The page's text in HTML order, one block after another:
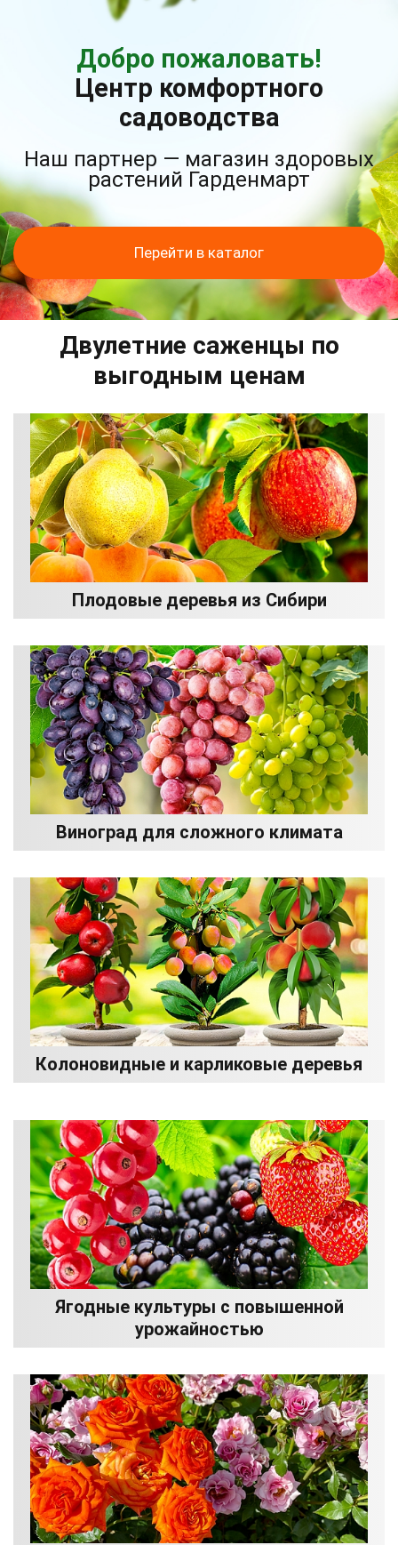
Добро пожаловать!
Центр комфортного
садоводства
Наш партнер — магазин здоровых
растений Гарденмарт
Перейти в каталог
Двулетние саженцы по
выгодным ценам
Плодовые деревья из Сибири
Виноград для сложного климата
Колоновидные и карликовые деревья
Ягодные культуры с повышенной
урожайностью